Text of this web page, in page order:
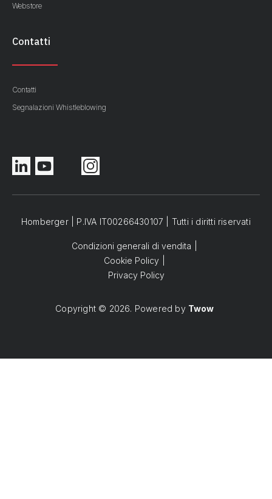
Webstore
Contatti
Contatti
Segnalazioni Whistleblowing
Homberger | P.IVA IT00266430107 | Tutti i diritti riservati
Condizioni generali di vendita
Cookie Policy
Privacy Policy
Copyright © 2026. Powered by Twow